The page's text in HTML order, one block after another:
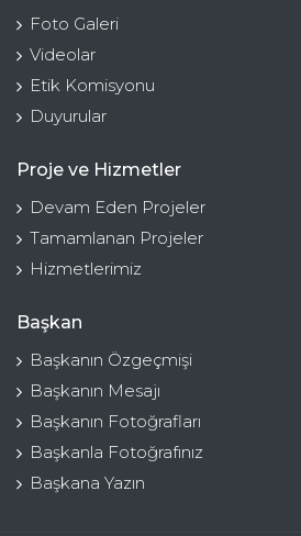
Foto Galeri
Videolar
Etik Komisyonu
Duyurular
Proje ve Hizmetler
Devam Eden Projeler
Tamamlanan Projeler
Hizmetlerimiz
Başkan
Başkanın Özgeçmişi
Başkanın Mesajı
Başkanın Fotoğrafları
Başkanla Fotoğrafınız
Başkana Yazın